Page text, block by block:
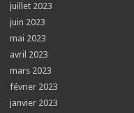
juillet 2023
juin 2023
mai 2023
avril 2023
mars 2023
février 2023
janvier 2023